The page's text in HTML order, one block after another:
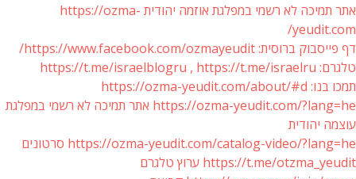
אתר תמיכה לא רשמי במפלגת אוזמה יהודית https://ozma-
yeudit.com/
דף פייסבוק ברוסית: https://www.facebook.com/ozmayeudit/
טלגרם: https://t.me/israelblogru , https://t.me/israelru
תמכו בנו: https://ozma-yeudit.com/about/#d
https://ozma-yeudit.com/?lang=he אתר תמיכה לא רשמי במפלגת
עוצמה יהודית
https://ozma-yeudit.com/catalog-video/?lang=he סרטונים
https://t.me/otzma_yeudit ערוץ טלגרם